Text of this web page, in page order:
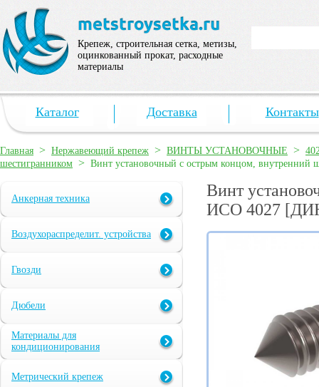
Крепеж, строительная сетка, метизы,
оцинкованный прокат, расходные
материалы
Каталог Доставка Контакты
Главная > Нержавеющий крепеж > ВИНТЫ УСТАНОВОЧНЫЕ >
шестигранником > Винт установочный с острым концом,
Анкерная техника
Воздухораспределит. устройства
Гвозди
Дюбели
Материалы для
кондиционирования
Метрический крепеж
Винт
ИСО 4027